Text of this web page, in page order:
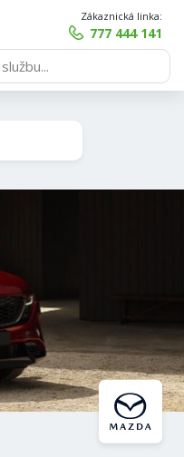
Zákaznická linka:
777 444 141